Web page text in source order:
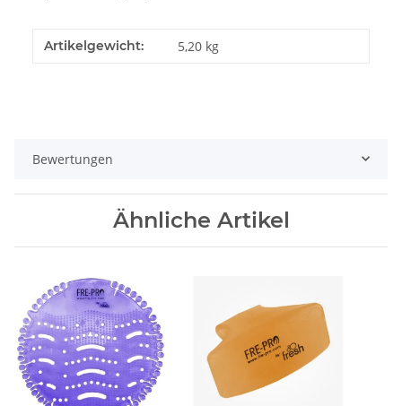
Artikelgewicht: 5,20 kg
Bewertungen
Ähnliche Artikel